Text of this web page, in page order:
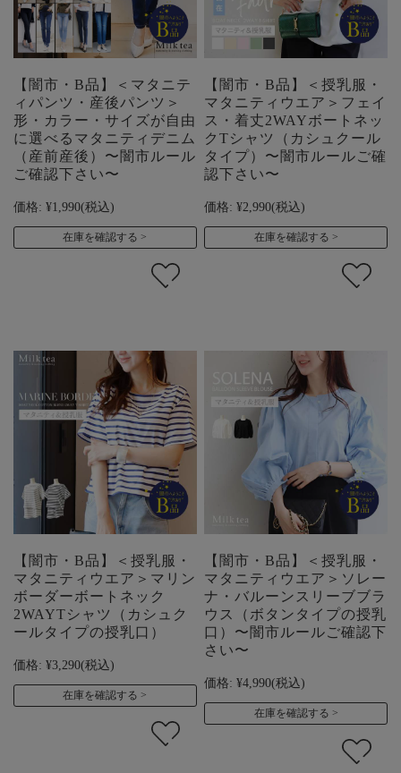
【闇市・B品】＜マタニテ
ィパンツ・産後パンツ＞
形・カラー・サイズが自由
に選べるマタニティデニム
（産前産後）〜闇市ルール
ご確認下さい〜
価格: ¥1,990(税込)
在庫を確認する
【闇市・B品】＜授乳服・
マタニティウエア＞フェイ
ス・着丈2WAYボートネッ
クTシャツ（カシュクール
タイプ）〜闇市ルールご確
認下さい〜
価格: ¥2,990(税込)
在庫を確認する
【闇市・B品】＜授乳服・
マタニティウエア＞マリン
ボーダーボートネック
2WAYTシャツ（カシュク
ールタイプの授乳口）
価格: ¥3,290(税込)
在庫を確認する
【闇市・B品】＜授乳服・
マタニティウエア＞ソレー
ナ・バルーンスリーブブラ
ウス（ボタンタイプの授乳
口）〜闇市ルールご確認下
さい〜
価格: ¥4,990(税込)
在庫を確認する